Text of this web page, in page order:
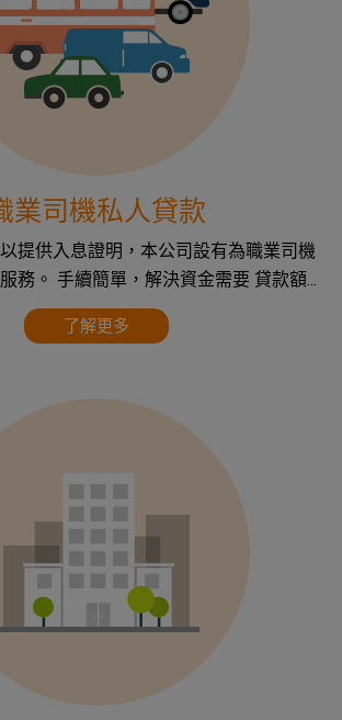
業司機私人貸款
提供入息證明，本公司設有為職業司機
務。 手續簡單，解決資金需要 貸款額...
了解更多